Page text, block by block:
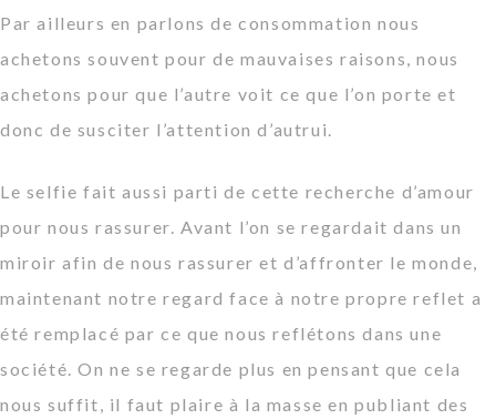
Par ailleurs en parlons de consommation nous
achetons souvent pour de mauvaises raisons, nous
achetons pour que l’autre voit ce que l’on porte et
donc de susciter l’attention d’autrui.
Le selfie fait aussi parti de cette recherche d’amour
pour nous rassurer. Avant l’on se regardait dans un
miroir afin de nous rassurer et d’affronter le monde,
maintenant notre regard face à notre propre reflet a
été remplacé par ce que nous reflétons dans une
société. On ne se regarde plus en pensant que cela
nous suffit, il faut plaire à la masse en publiant des